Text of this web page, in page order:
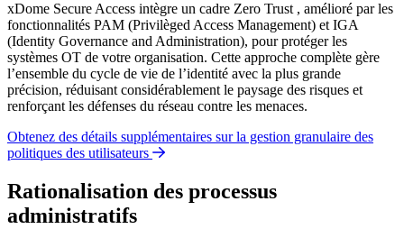
xDome Secure Access intègre un cadre Zero Trust , amélioré par les
fonctionnalités PAM (Privilèged Access Management) et IGA
(Identity Governance and Administration), pour protéger les
systèmes OT de votre organisation. Cette approche complète gère
l’ensemble du cycle de vie de l’identité avec la plus grande
précision, réduisant considérablement le paysage des risques et
renforçant les défenses du réseau contre les menaces.
Obtenez des détails supplémentaires sur la gestion granulaire des
politiques des utilisateurs
Rationalisation des processus
administratifs